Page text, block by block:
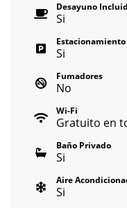
Desayuno
Si
Estacionamiento
Si
Fumadores
No
Wi-Fi
Gratuito en
Baño Privado
Si
Aire
Si